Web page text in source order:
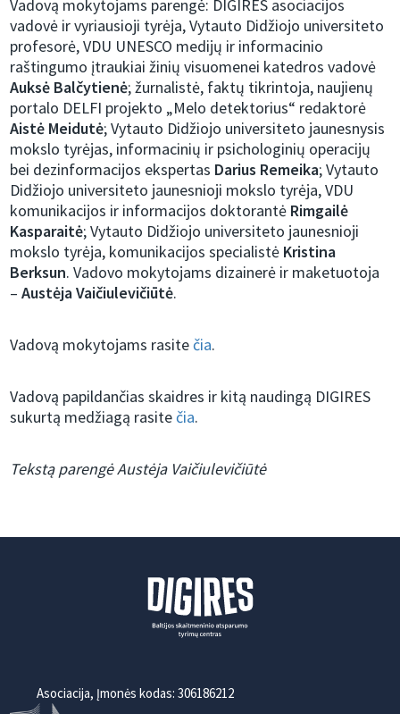
Vadovą mokytojams parengė: DIGIRES asociacijos
vadovė ir vyriausioji tyrėja, Vytauto Didžiojo universiteto
profesorė, VDU UNESCO medijų ir informacinio
raštingumo įtraukiai žinių visuomenei katedros vadovė
Auksė Balčytienė; žurnalistė, faktų tikrintoja, naujienų
portalo DELFI projekto „Melo detektorius“ redaktorė
Aistė Meidutė; Vytauto Didžiojo universiteto jaunesnysis
mokslo tyrėjas, informacinių ir psichologinių operacijų
bei dezinformacijos ekspertas Darius Remeika; Vytauto
Didžiojo universiteto jaunesnioji mokslo tyrėja, VDU
komunikacijos ir informacijos doktorantė Rimgailė
Kasparaitė; Vytauto Didžiojo universiteto jaunesnioji
mokslo tyrėja, komunikacijos specialistė Kristina
Berksun. Vadovo mokytojams dizainerė ir maketuotoja
–Austėja Vaičiulevičiūtė.
Vadovą mokytojams rasitečia.
Vadovą papildančias skaidres ir kitą naudingą DIGIRES
sukurtą medžiagą rasitečia.
Tekstą parengė Austėja Vaičiulevičiūtė
Asociacija, Įmonės kodas: 306186212